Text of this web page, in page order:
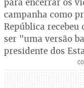
campanha como
República
ser "uma versão
presidente dos